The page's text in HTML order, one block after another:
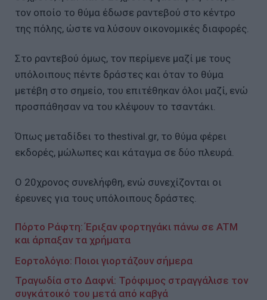
τον οποίο το θύμα έδωσε ραντεβού στο κέντρο
της πόλης, ώστε να λύσουν οικονομικές διαφορές.
Στο ραντεβού όμως, τον περίμενε μαζί με τους
υπόλοιπους πέντε δράστες και όταν το θύμα
μετέβη στο σημείο, του επιτέθηκαν όλοι μαζί, ενώ
προσπάθησαν να του κλέψουν το τσαντάκι.
Όπως μεταδίδει το thestival.gr, το θύμα φέρει
εκδορές, μώλωπες και κάταγμα σε δύο πλευρά.
Ο 20χρονος συνελήφθη, ενώ συνεχίζονται οι
έρευνες για τους υπόλοιπους δράστες.
Πόρτο Ράφτη: Έριξαν φορτηγάκι πάνω σε ATM
και άρπαξαν τα χρήματα
Εορτολόγιο: Ποιοι γιορτάζουν σήμερα
Τραγωδία στο Δαφνί: Τρόφιμος στραγγάλισε τον
συγκάτοικό του μετά από καβγά